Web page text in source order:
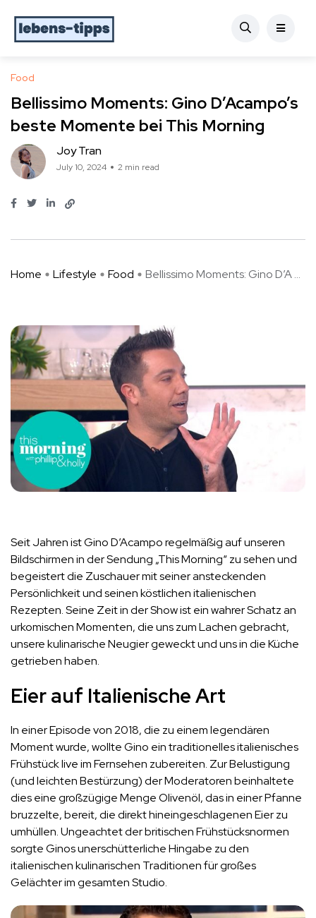
Food
Bellissimo Moments: Gino D’Acampo’s
beste Momente bei This Morning
Joy Tran
July 10, 2024 2 min read
Home Lifestyle Food Bellissimo Moments: Gino D’A ...
Seit Jahren ist Gino D’Acampo regelmäßig auf unseren
Bildschirmen in der Sendung „This Morning“ zu sehen und
begeistert die Zuschauer mit seiner ansteckenden
Persönlichkeit und seinen köstlichen italienischen
Rezepten. Seine Zeit in der Show ist ein wahrer Schatz an
urkomischen Momenten, die uns zum Lachen gebracht,
unsere kulinarische Neugier geweckt und uns in die Küche
getrieben haben.
Eier auf Italienische Art
In einer Episode von 2018, die zu einem legendären
Moment wurde, wollte Gino ein traditionelles italienisches
Frühstück live im Fernsehen zubereiten. Zur Belustigung
(und leichten Bestürzung) der Moderatoren beinhaltete
dies eine großzügige Menge Olivenöl, das in einer Pfanne
bruzzelte, bereit, die direkt hineingeschlagenen Eier zu
umhüllen. Ungeachtet der britischen Frühstücksnormen
sorgte Ginos unerschütterliche Hingabe zu den
italienischen kulinarischen Traditionen für großes
Gelächter im gesamten Studio.